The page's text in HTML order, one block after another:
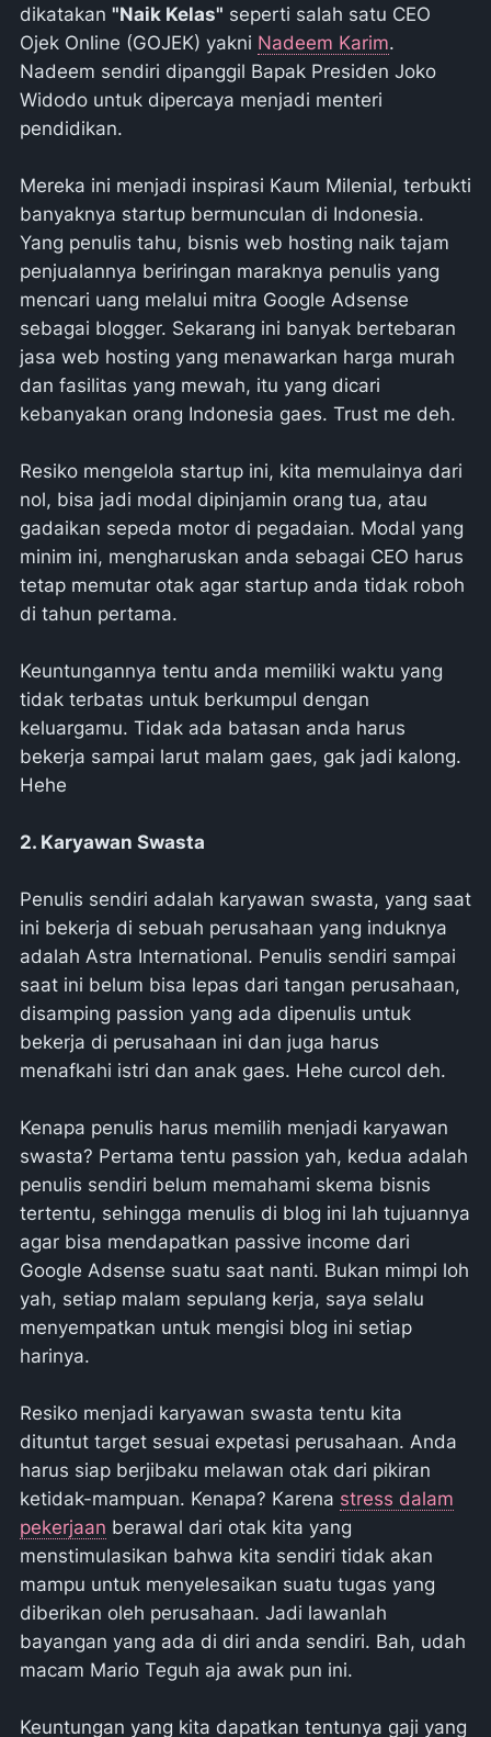
dikatakan "Naik Kelas" seperti salah satu CEO
Ojek Online (GOJEK) yakni Nadeem Karim.
Nadeem sendiri dipanggil Bapak Presiden Joko
Widodo untuk dipercaya menjadi menteri
pendidikan.
Mereka ini menjadi inspirasi Kaum Milenial, terbukti
banyaknya startup bermunculan di Indonesia.
Yang penulis tahu, bisnis web hosting naik tajam
penjualannya beriringan maraknya penulis yang
mencari uang melalui mitra Google Adsense
sebagai blogger. Sekarang ini banyak bertebaran
jasa web hosting yang menawarkan harga murah
dan fasilitas yang mewah, itu yang dicari
kebanyakan orang Indonesia gaes. Trust me deh.
Resiko mengelola startup ini, kita memulainya dari
nol, bisa jadi modal dipinjamin orang tua, atau
gadaikan sepeda motor di pegadaian. Modal yang
minim ini, mengharuskan anda sebagai CEO harus
tetap memutar otak agar startup anda tidak roboh
di tahun pertama.
Keuntungannya tentu anda memiliki waktu yang
tidak terbatas untuk berkumpul dengan
keluargamu. Tidak ada batasan anda harus
bekerja sampai larut malam gaes, gak jadi kalong.
Hehe
2. Karyawan Swasta
Penulis sendiri adalah karyawan swasta, yang saat
ini bekerja di sebuah perusahaan yang induknya
adalah Astra International. Penulis sendiri sampai
saat ini belum bisa lepas dari tangan perusahaan,
disamping passion yang ada dipenulis untuk
bekerja di perusahaan ini dan juga harus
menafkahi istri dan anak gaes. Hehe curcol deh.
Kenapa penulis harus memilih menjadi karyawan
swasta? Pertama tentu passion yah, kedua adalah
penulis sendiri belum memahami skema bisnis
tertentu, sehingga menulis di blog ini lah tujuannya
agar bisa mendapatkan passive income dari
Google Adsense suatu saat nanti. Bukan mimpi loh
yah, setiap malam sepulang kerja, saya selalu
menyempatkan untuk mengisi blog ini setiap
harinya.
Resiko menjadi karyawan swasta tentu kita
dituntut target sesuai expetasi perusahaan. Anda
harus siap berjibaku melawan otak dari pikiran
ketidak-mampuan. Kenapa? Karena stress dalam
pekerjaan berawal dari otak kita yang
menstimulasikan bahwa kita sendiri tidak akan
mampu untuk menyelesaikan suatu tugas yang
diberikan oleh perusahaan. Jadi lawanlah
bayangan yang ada di diri anda sendiri. Bah, udah
macam Mario Teguh aja awak pun ini.
Keuntungan yang kita dapatkan tentunya gaji yang